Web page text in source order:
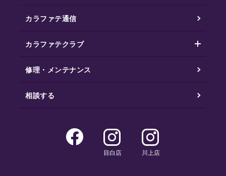
カラファテ通信
カラファテクラブ
修理・メンテナンス
相談する
目白店 川上店